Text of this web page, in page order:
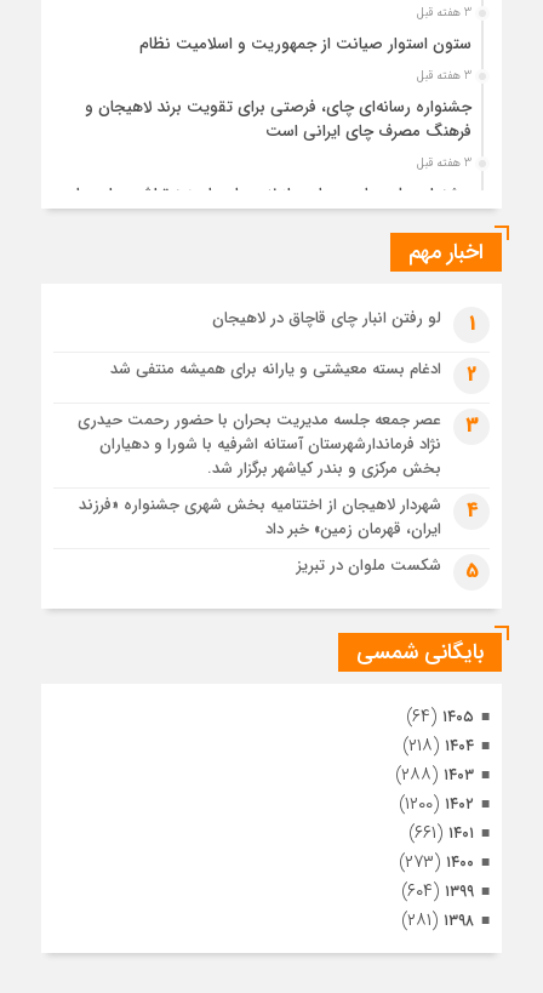
3 هفته قبل
ستون استوار صیانت از جمهوریت و اسلامیت نظام
3 هفته قبل
جشنواره رسانه‌ای چای، فرصتی برای تقویت برند لاهیجان و
فرهنگ مصرف چای ایرانی است
3 هفته قبل
جشنواره ملی چای، حمایت از لاهیجان یا هزینه‌تراشی برای چای
1 ماه قبل
1 ماه قبل
رئوف
تصاویر هوایی مراسم تشییع پیکر مطهر آقای شهید ایران – مشهد
مراسم تشییع پیکر مطهر آقای شهید ایران – مشهد
تصاویری از تراکم جمعیت حاضر در میدان ثورهالعشرین نجف
اشرف
اخبار مهم
1 لو رفتن انبار چای قاچاق در لاهیجان
2 ادغام بسته معیشتی و یارانه برای همیشه منتفی شد
3
عصر جمعه جلسه مدیریت بحران با حضور رحمت حیدری
نژاد فرماندارشهرستان آستانه اشرفیه با شورا و دهیاران
بخش مرکزی و بندر کیاشهر برگزار شد.
4
شهردار لاهیجان از اختتامیه بخش شهری جشنواره «فرزند
ایران، قهرمان زمین» خبر داد
5 شکست ملوان در تبریز
بایگانی شمسی
۱۴۰۵ (۶۴)
۱۴۰۴ (۲۱۸)
۱۴۰۳ (۲۸۸)
۱۴۰۲ (۱۲۰۰)
۱۴۰۱ (۶۶۱)
۱۴۰۰ (۲۷۳)
۱۳۹۹ (۶۰۴)
۱۳۹۸ (۲۸۱)